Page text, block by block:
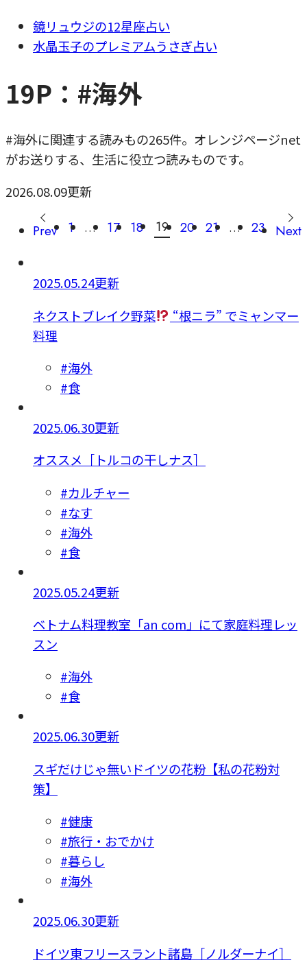
鏡リュウジの12星座占い
水晶玉子のプレミアムうさぎ占い
19P：#海外
#海外に関連する読みもの265件。オレンジページnet
がお送りする、生活に役立つ読みものです。
2026.08.09更新
Prev 1 … 17 18 19 20 21 … 23 Next
2025.05.24更新
ネクストブレイク野菜
“根ニラ” でミャンマー
料理
#海外
#食
2025.06.30更新
オススメ［トルコの干しナス］
#カルチャー
#なす
#海外
#食
2025.05.24更新
ベトナム料理教室「an com」にて家庭料理レッ
スン
#海外
#食
2025.06.30更新
スギだけじゃ無いドイツの花粉【私の花粉対
策】
#健康
#旅行・おでかけ
#暮らし
#海外
2025.06.30更新
ドイツ東フリースラント諸島［ノルダーナイ］